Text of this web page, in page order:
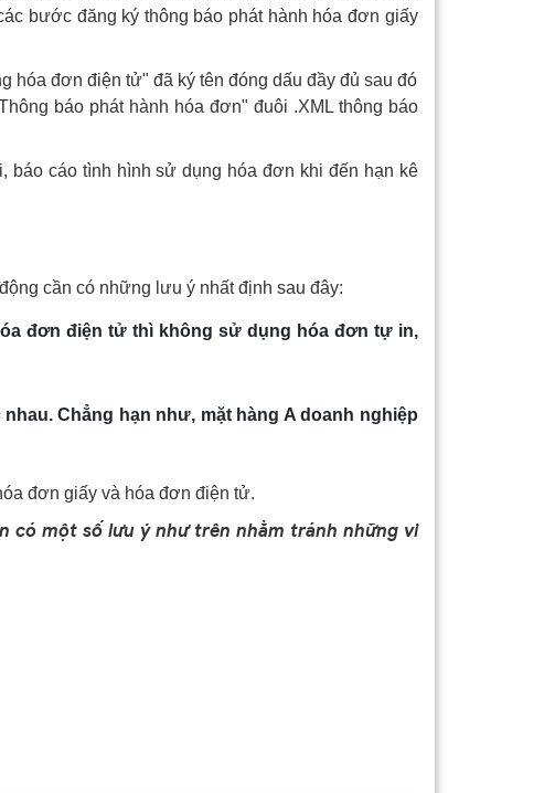
bước đăng ký thông báo phát hành hóa đơn giấy
hóa đơn điện tử" đã ký tên đóng dấu đầy đủ sau đó
báo phát hành hóa đơn" đuôi .XML thông báo
cáo tình hình sử dụng hóa đơn khi đến hạn kê
cần có những lưu ý nhất định sau đây:
đơn điện tử thì không sử dụng hóa đơn tự in,
Chẳng hạn như, mặt hàng A doanh nghiệp
đơn giấy và hóa đơn điện tử.
có một số lưu ý như trên nhằm tránh những vi